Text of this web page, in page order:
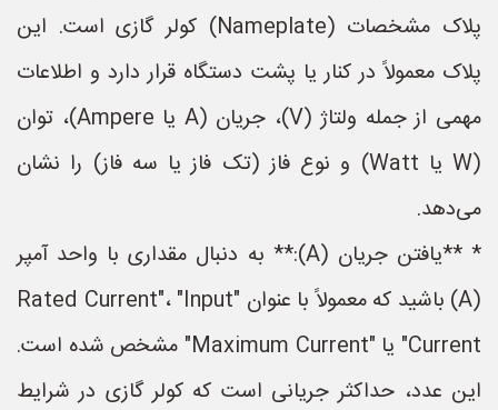
پلاک مشخصات (Nameplate) کولر گازی است. این
پلاک معمولاً در کنار یا پشت دستگاه قرار دارد و اطلاعات
مهمی از جمله ولتاژ (V)، جریان (A یا Ampere)، توان
(W یا Watt) و نوع فاز (تک فاز یا سه فاز) را نشان
می‌دهد.
* **یافتن جریان (A):** به دنبال مقداری با واحد آمپر
(A) باشید که معمولاً با عنوان "Rated Current"، "Input
Current" یا "Maximum Current" مشخص شده است.
این عدد، حداکثر جریانی است که کولر گازی در شرایط